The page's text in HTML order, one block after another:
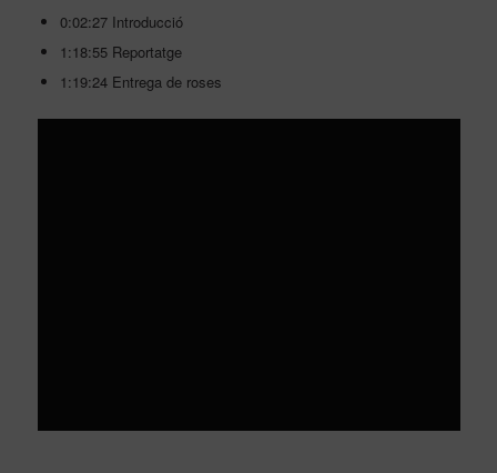
0:02:27 Introducció
1:18:55 Reportatge
1:19:24 Entrega de roses